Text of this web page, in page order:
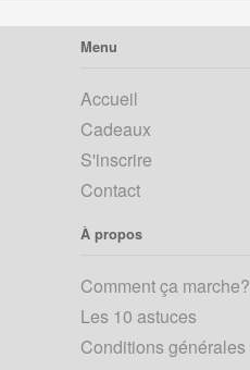
Menu
Accueil
Cadeaux
S'inscrire
Contact
À propos
Comment ça marche?
Les 10 astuces
Conditions générales